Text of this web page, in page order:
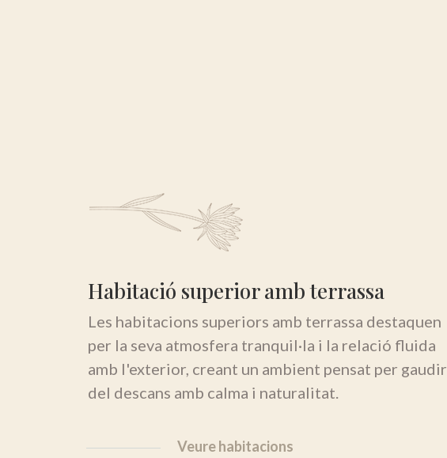
Habitació superior amb terrassa
Les habitacions superiors amb terrassa destaquen
per la seva atmosfera tranquil·la i la relació fluida
amb l'exterior, creant un ambient pensat per gaudir
del descans amb calma i naturalitat.
Veure habitacions